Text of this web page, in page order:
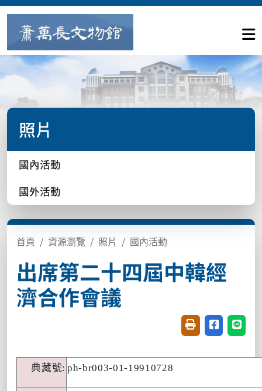
照片
國內活動
國外活動
首頁 資源瀏覽 照片 國內活動
出席第二十四屆中韓經
濟合作會議
友善列印(開新視
分享至臉書
分享
典藏號: ph-br003-01-19910728